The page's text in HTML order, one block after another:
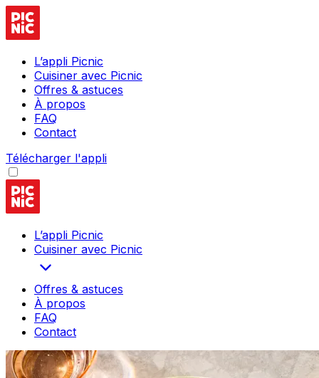
L’appli Picnic
Cuisiner avec Picnic
Offres & astuces
À propos
FAQ
Contact
Télécharger l'appli
L’appli Picnic
Cuisiner avec Picnic
Offres & astuces
À propos
FAQ
Contact